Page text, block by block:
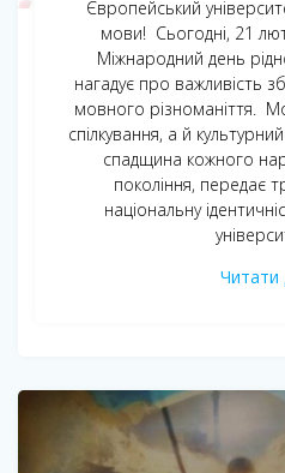
Європейський
мови! Сьогодні, 21
Міжнародний день
нагадує про важливість
мовного різноманіття.
спілкування, а й
спадщина кожного
покоління, передає
національну
Читати